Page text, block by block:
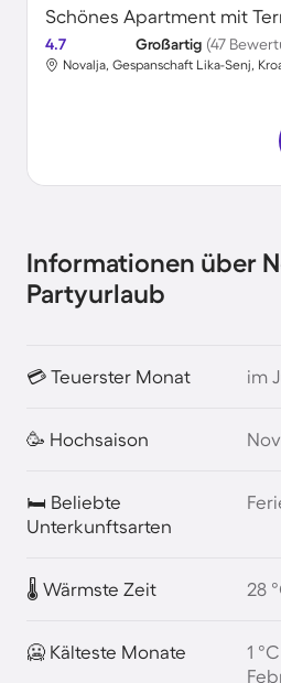
4.7 Großartig (47
Novalja, Gespanschaft Lika-Senj,
Informationen über
Partyurlaub
💳 Teuerster Monat im
🥳 Hochsaison
🛏️ Beliebte
Unterkunftsarten
🌡️ Wärmste Zeit 28
🥶 Kälteste Monate
1